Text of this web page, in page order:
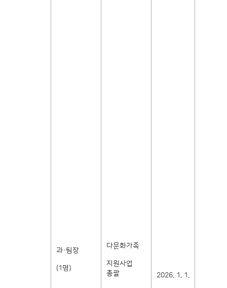
과·팀장
(1명)
다문화가족
지원사업
총괄
2026. 1. 1.